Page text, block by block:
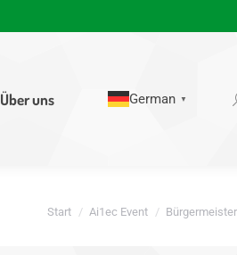
Über uns German ▼
Sie befinden sich hier:
Start Ai1ec Event